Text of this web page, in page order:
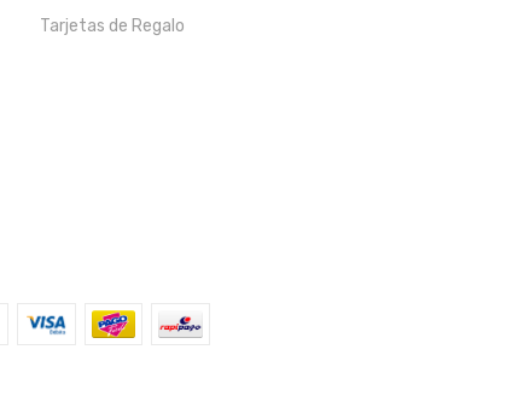
Tarjetas de Regalo